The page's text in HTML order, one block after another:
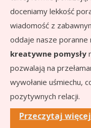
doceniamy lekkość
wiadomość z
oddaje nasze
kreatywne pomysły
pozwalają na
wywołanie uśmiechu,
pozytywnych relacji.
Przeczytaj więcej